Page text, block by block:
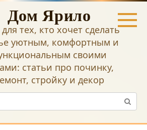
Дом Ярило
тех, кто хочет сделать
уютным, комфортным и
своими
статьи про починку,
стройку и декор